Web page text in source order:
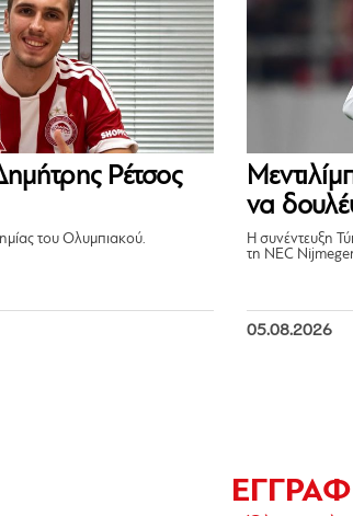
Ρέτσος
του Ολυμπιακού.
να
Η συνέντευξη
τη NEC
05.08.2026